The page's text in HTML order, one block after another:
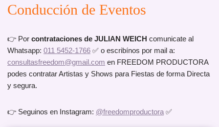
Conducción de Eventos
👉 Por contrataciones de JULIAN WEICH comunicate al
Whatsapp: 011 5452-1766 ✅ o escribínos por mail a:
consultasfreedom@gmail.com en FREEDOM PRODUCTORA
podes contratar Artistas y Shows para Fiestas de forma Directa
y segura.
👉 Seguinos en Instagram: @freedomproductora ✅